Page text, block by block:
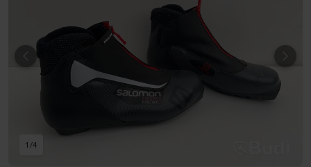
Föregående
1 /4